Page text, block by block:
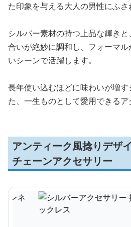
た印象を与える大人の男性にふさ
シルバー素材の持つ上品な輝き
合いが絶妙に調和し、フォーマ
いシーンで活躍します。
長年使い込むほどに味わいが増
た、一生ものとして愛用できるア
アンティーク風捻りデザ
チェーンアクセサリー